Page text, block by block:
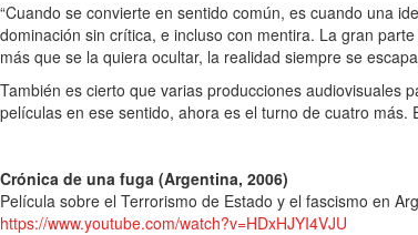
“Cuando se convierte en sentido común, es cuando una
dominación sin crítica, e incluso con mentira. La gran
más que se la quiera ocultar, la realidad siempre se
También es cierto que varias producciones audiovisuales
películas en ese sentido, ahora es el turno de cuatro más.
Crónica de una fuga (Argentina, 2006)
Película sobre el Terrorismo de Estado y el fascismo en
https://www.youtube.com/watch?v=HDxHJYI4VJU